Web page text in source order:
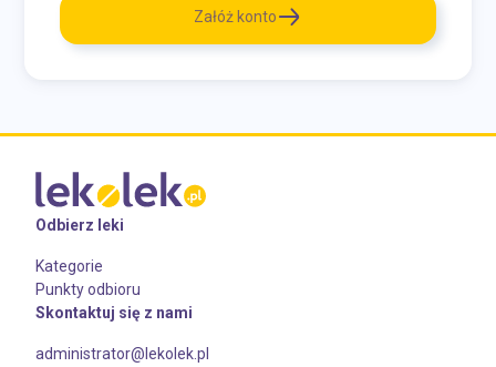
Załóż konto
Odbierz leki
Kategorie
Punkty odbioru
Skontaktuj się z nami
administrator@lekolek.pl